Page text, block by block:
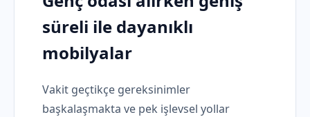
süreli ile dayanıklı
mobilyalar
Vakit geçtikçe gereksinimler
başkalaşmakta ve pek işlevsel yollar